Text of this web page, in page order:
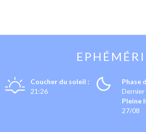
Coucher du soleil :
21:26
Phase
Dernier
Pleine
27/08